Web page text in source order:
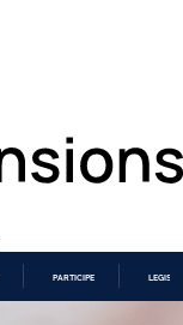
PARTICIPE